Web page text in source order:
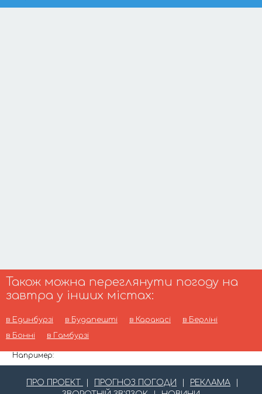
Також можна переглянути погоду на
завтра у інших містах:
в Единбурзі в Будапешті в Каракасі
в Берліні
в Бонні
в Гамбурзі
Например:
ПРО ПРОЕКТ ПРОГНОЗ ПОГОДИ РЕКЛАМА